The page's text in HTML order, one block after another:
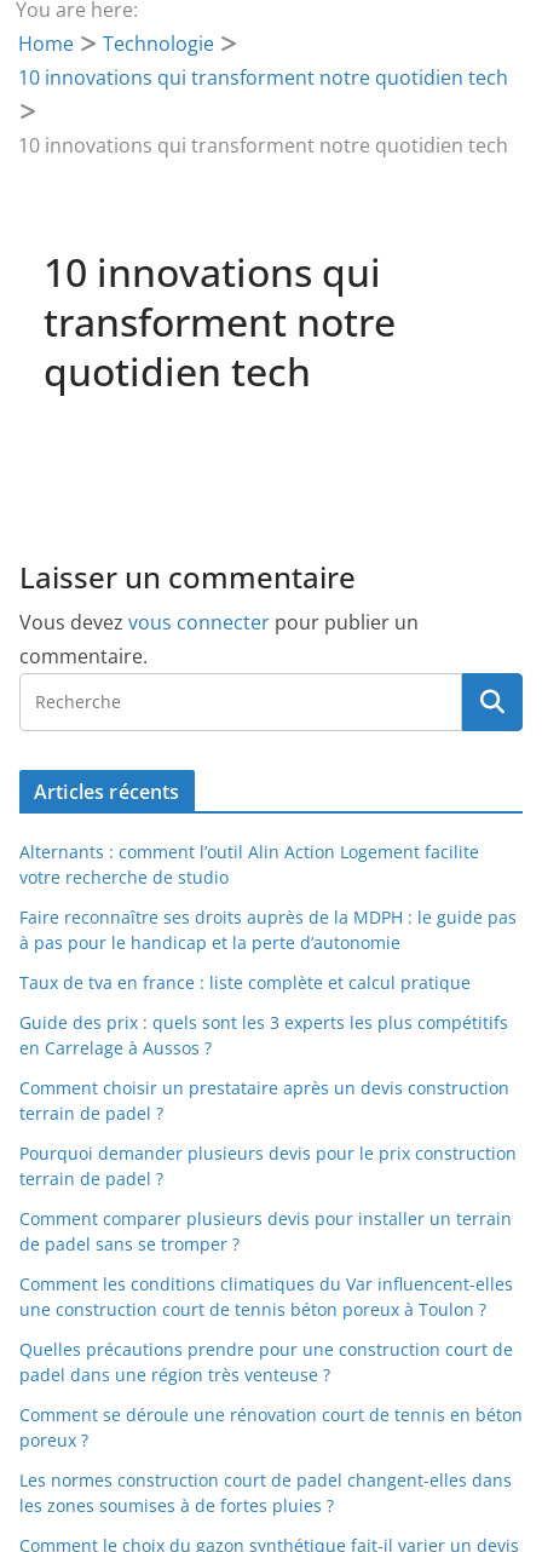
You are here:
Home
Technologie
10 innovations qui transforment notre quotidien tech
10 innovations qui transforment notre quotidien tech
10 innovations qui
transforment notre
quotidien tech
Laisser un commentaire
Vous devez vous connecter pour publier un
commentaire.
Articles récents
Alternants : comment l’outil Alin Action Logement facilite
votre recherche de studio
Faire reconnaître ses droits auprès de la MDPH : le guide pas
à pas pour le handicap et la perte d’autonomie
Taux de tva en france : liste complète et calcul pratique
Guide des prix : quels sont les 3 experts les plus compétitifs
en Carrelage à Aussos ?
Comment choisir un prestataire après un devis construction
terrain de padel ?
Pourquoi demander plusieurs devis pour le prix construction
terrain de padel ?
Comment comparer plusieurs devis pour installer un terrain
de padel sans se tromper ?
Comment les conditions climatiques du Var influencent-elles
une construction court de tennis béton poreux à Toulon ?
Quelles précautions prendre pour une construction court de
padel dans une région très venteuse ?
Comment se déroule une rénovation court de tennis en béton
poreux ?
Les normes construction court de padel changent-elles dans
les zones soumises à de fortes pluies ?
Comment le choix du gazon synthétique fait-il varier un devis